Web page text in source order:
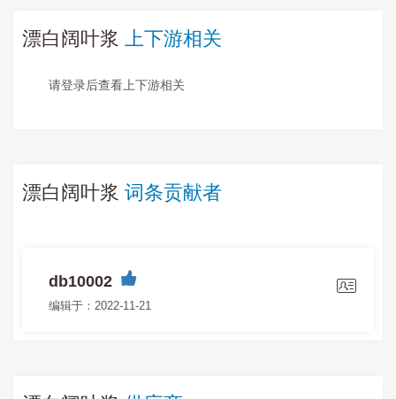
漂白阔叶浆 上下游相关
请登录后查看上下游相关
漂白阔叶浆 词条贡献者
db10002
编辑于：2022-11-21